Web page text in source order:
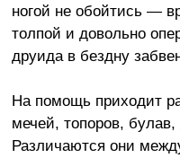
ногой не обойтись —
толпой и довольно
друида в бездну
На помощь приходит
мечей, топоров,
Различаются они